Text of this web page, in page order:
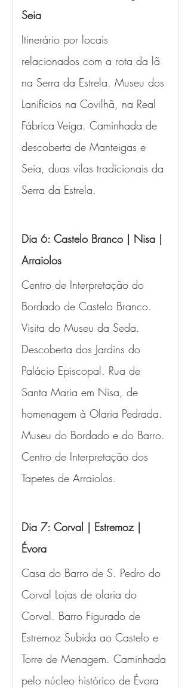
Seia
Itinerário por locais
relacionados com a rota da lã
na Serra da Estrela. Museu dos
Lanifícios na Covilhã, na Real
Fábrica Veiga. Caminhada de
descoberta de Manteigas e
Seia, duas vilas tradicionais da
Serra da Estrela.
Dia 6: Castelo Branco | Nisa |
Arraiolos
Centro de Interpretação do
Bordado de Castelo Branco.
Visita do Museu da Seda.
Descoberta dos Jardins do
Palácio Episcopal. Rua de
Santa Maria em Nisa, de
homenagem à Olaria Pedrada.
Museu do Bordado e do Barro.
Centro de Interpretação dos
Tapetes de Arraiolos.
Dia 7: Corval | Estremoz |
Évora
Casa do Barro de S. Pedro do
Corval Lojas de olaria do
Corval. Barro Figurado de
Estremoz Subida ao Castelo e
Torre de Menagem. Caminhada
pelo núcleo histórico de Évora